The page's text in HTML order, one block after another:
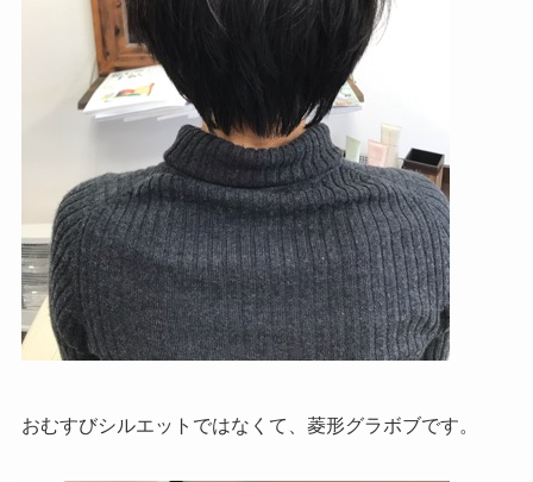
おむすびシルエットではなくて、菱形グラボブです。